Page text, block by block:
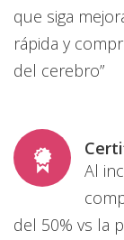
que siga
rápida y
del cerebro”
Al
del 50% vs la